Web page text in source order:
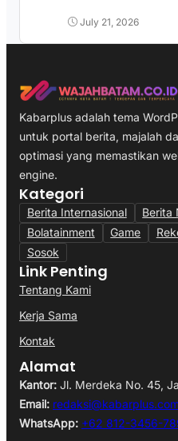
July 21, 2026
Kabarplus adalah tema
untuk portal berita, majalah
optimasi yang memastikan
engine.
Kategori
Berita Internasional Berita
Bolatainment
Game
Sosok
Link Penting
Tentang Kami
Kerja Sama
Kontak
Alamat
Kantor: Jl. Merdeka No. 45,
Email:
WhatsApp: +62 812-3456-